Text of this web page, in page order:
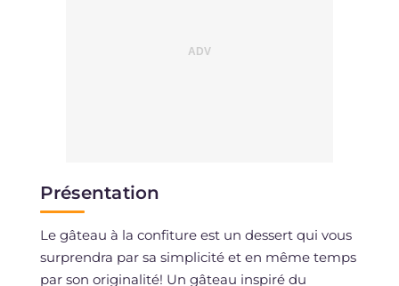
Présentation
Le gâteau à la confiture est un dessert qui vous
surprendra par sa simplicité et en même temps
par son originalité! Un gâteau inspiré du